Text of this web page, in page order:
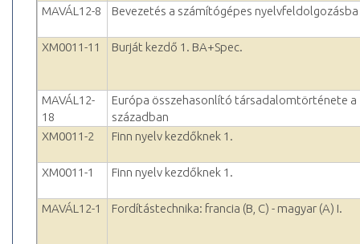
MAVÁL12-8
Bevezetés a számítógépes nyelvfeldolgozásba
XM0011-11 Burját kezdő 1. BA+Spec.
MAVÁL12-
18
Európa összehasonlító társadalomtörténete a
században
XM0011-2
Finn nyelv kezdőknek 1.
XM0011-1 Finn nyelv kezdőknek 1.
MAVÁL12-1 Fordítástechnika: francia (B, C) - magyar (A) I.